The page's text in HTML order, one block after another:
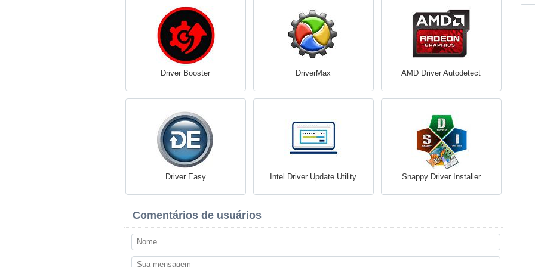
Driver Booster DriverMax AMD Driver Autodetect
Driver Easy Intel Driver Update Utility Snappy Driver Installer
Comentários de usuários